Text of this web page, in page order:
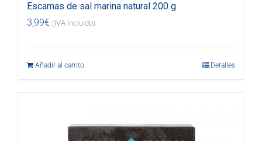
Escamas de sal marina natural 200 g
3,99€ (IVA incluido)
Añadir al carrito Detalles